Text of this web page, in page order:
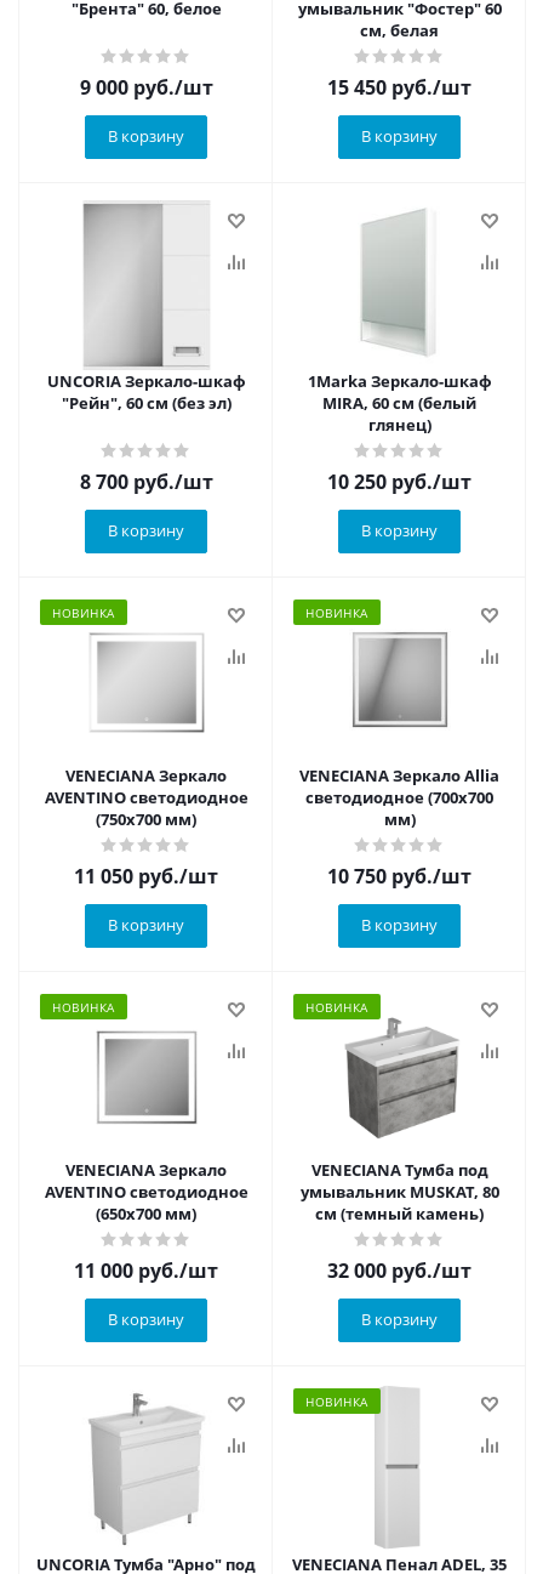
"Брента" 60, белое
9 000руб./шт
В корзину
умывальник "Фостер" 60
см, белая
15 450 руб./шт
В корзину
UNCORIA Зеркало-шкаф
"Рейн", 60 см (без эл)
8 700руб./шт
В корзину
1Marka Зеркало-шкаф
MIRA, 60 см (белый
глянец)
10 250 руб./шт
В корзину
НОВИНКА
VENECIANA Зеркало
AVENTINO светодиодное
(750х700 мм)
11 050 руб./шт
В корзину
НОВИНКА
VENECIANA Зеркало Allia
светодиодное (700х700
мм)
10 750 руб./шт
В корзину
НОВИНКА
VENECIANA Зеркало
AVENTINO светодиодное
(650х700 мм)
11 000 руб./шт
В корзину
НОВИНКА
VENECIANA Тумба под
умывальник MUSKAT, 80
см (темный камень)
32 000 руб./шт
В корзину
UNCORIA Тумба "Арно" под
НОВИНКА
VENECIANA Пенал ADEL, 35